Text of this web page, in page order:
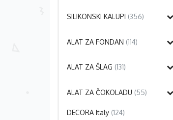
SILIKONSKI KALUPI (356)
ALAT ZA FONDAN (114)
ALAT ZA ŠLAG (131)
ALAT ZA ČOKOLADU (55)
DECORA Italy (124)